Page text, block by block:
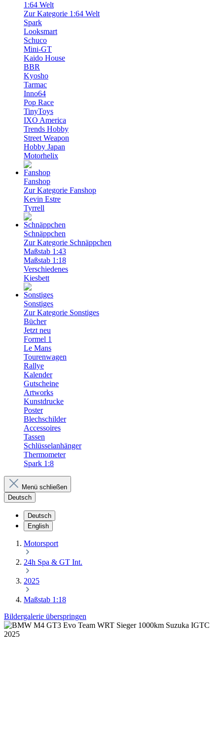
1:64 Welt
Zur Kategorie 1:64 Welt
Spark
Looksmart
Schuco
Mini-GT
Kaido House
BBR
Kyosho
Tarmac
Inno64
Pop Race
TinyToys
IXO America
Trends Hobby
Street Weapon
Hobby Japan
Motorhelix
Fanshop
Zur Kategorie Fanshop
Kevin Estre
Tyrrell
Schnäppchen
Zur Kategorie Schnäppchen
Maßstab 1:43
Maßstab 1:18
Verschiedenes
Kiesbett
Sonstiges
Zur Kategorie Sonstiges
Bücher
Jetzt neu
Formel 1
Le Mans
Tourenwagen
Rallye
Kalender
Gutscheine
Artworks
Kunstdrucke
Poster
Blechschilder
Accessoires
Tassen
Schlüsselanhänger
Thermometer
Spark 1:8
Menü schließen
Deutsch
Deutsch
English
Motorsport
24h Spa & GT Int.
2025
Maßstab 1:18
Bildergalerie überspringen